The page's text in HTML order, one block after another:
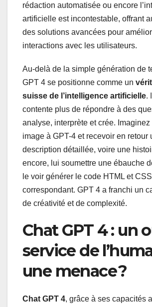
rédaction automatisée ou encore
artificielle est incontestable, offrant
des solutions avancées pour
interactions avec les utilisateurs.
Au-delà de la simple génération de
GPT 4 se positionne comme un
suisse de l’intelligence artificielle.
contente plus de répondre à des
analyse, interprète et crée.
image à GPT-4 et recevoir en retour
description détaillée, voire une
encore, lui soumettre une ébauche
le voir générer le code HTML et CSS
correspondant. GPT 4 a franchi un
de créativité et de complexité.
Chat GPT 4 : un
service de
une menace ?
Chat GPT 4, grâce à ses capacités